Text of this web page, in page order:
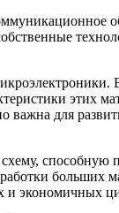
этих
для
способную
больших
и экономичных